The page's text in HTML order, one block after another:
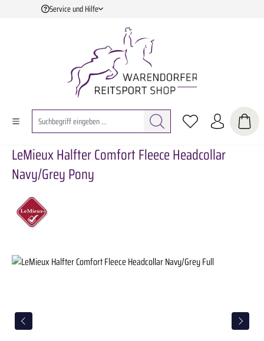
Zum Hauptinhalt springen
Service und Hilfe
LeMieux Halfter Comfort Fleece Headcollar
Navy/Grey Pony
Bildergalerie überspringen